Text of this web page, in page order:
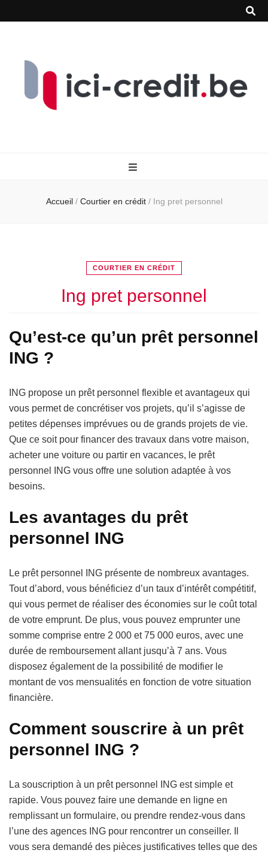
Accueil / Courtier en crédit / Ing pret personnel
COURTIER EN CRÉDIT
Ing pret personnel
Qu’est-ce qu’un prêt personnel
ING ?
ING propose un prêt personnel flexible et avantageux qui
vous permet de concrétiser vos projets, qu’il s’agisse de
petites dépenses imprévues ou de grands projets de vie.
Que ce soit pour financer des travaux dans votre maison,
acheter une voiture ou partir en vacances, le prêt
personnel ING vous offre une solution adaptée à vos
besoins.
Les avantages du prêt
personnel ING
Le prêt personnel ING présente de nombreux avantages.
Tout d’abord, vous bénéficiez d’un taux d’intérêt compétitif,
qui vous permet de réaliser des économies sur le coût total
de votre emprunt. De plus, vous pouvez emprunter une
somme comprise entre 2 000 et 75 000 euros, avec une
durée de remboursement allant jusqu’à 7 ans. Vous
disposez également de la possibilité de modifier le
montant de vos mensualités en fonction de votre situation
financière.
Comment souscrire à un prêt
personnel ING ?
La souscription à un prêt personnel ING est simple et
rapide. Vous pouvez faire une demande en ligne en
remplissant un formulaire, ou prendre rendez-vous dans
l’une des agences ING pour rencontrer un conseiller. Il
vous sera demandé des pièces justificatives telles que des